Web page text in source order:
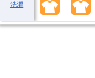
洗濯